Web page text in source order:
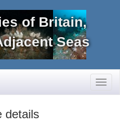
of Britain,
Seas
details